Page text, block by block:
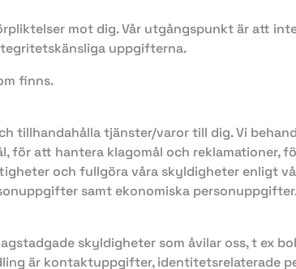
mot dig. Vår utgångspunkt är att
uppgifterna.
finns.
tillhandahålla tjänster/varor till dig. Vi
att hantera klagomål och reklamationer,
och fullgöra våra skyldigheter enligt
samt ekonomiska
skyldigheter som åvilar oss, t ex
är kontaktuppgifter, identitetsrelaterade